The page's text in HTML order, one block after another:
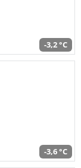
-3,2 °C
-3,6 °C